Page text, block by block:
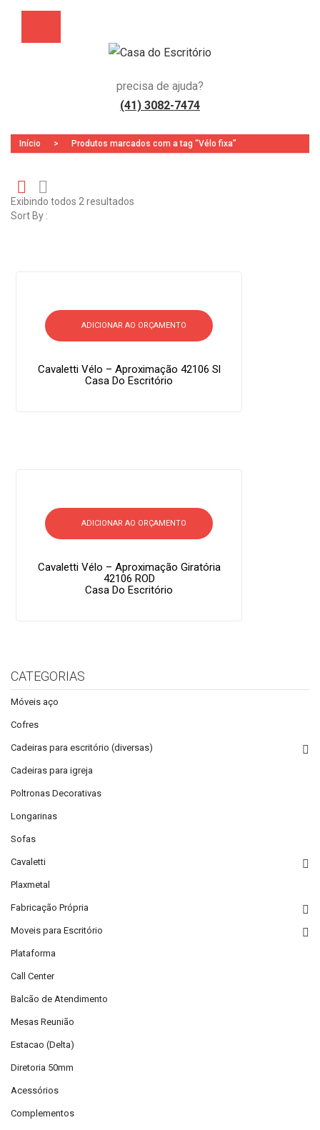
precisa de ajuda?
(41) 3082-7474
Início > Produtos marcados com a tag “Vélo fixa”
Gr Li
Exibindo todos 2 resultados
Sort By :
ADICIONAR AO ORÇAMENTO
Cavaletti Vélo – Aproximação 42106 Sl
Casa Do Escritório
ADICIONAR AO ORÇAMENTO
Cavaletti Vélo – Aproximação Giratória
42106 ROD
Casa Do Escritório
CATEGORIAS
Móveis aço
Cofres
Cadeiras para escritório (diversas)
Cadeiras para igreja
Poltronas Decorativas
Longarinas
Sofas
Cavaletti
Plaxmetal
Fabricação Própria
Moveis para Escritório
Plataforma
Call Center
Balcão de Atendimento
Mesas Reunião
Estacao (Delta)
Diretoria 50mm
Acessórios
Complementos